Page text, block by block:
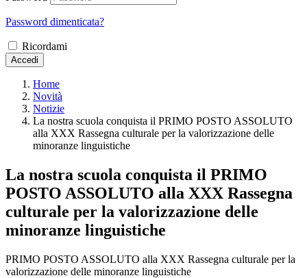
Password dimenticata?
Ricordami
Accedi
Home
Novità
Notizie
La nostra scuola conquista il PRIMO POSTO ASSOLUTO
alla XXX Rassegna culturale per la valorizzazione delle
minoranze linguistiche
La nostra scuola conquista il PRIMO
POSTO ASSOLUTO alla XXX Rassegna
culturale per la valorizzazione delle
minoranze linguistiche
PRIMO POSTO ASSOLUTO alla XXX Rassegna culturale per la
valorizzazione delle minoranze linguistiche